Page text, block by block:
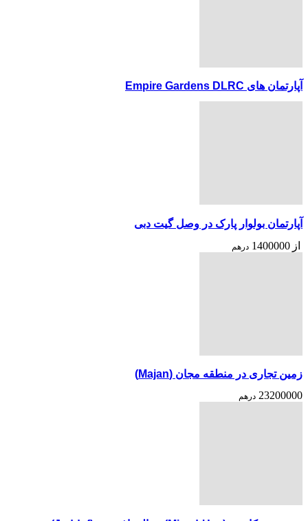
آپارتمان های Empire Gardens DLRC
آپارتمان بولوار پارک در وصل گیت دبی
از 1400000 درهم
زمین تجاری در منطقه مجان (Majan)
23200000 درهم